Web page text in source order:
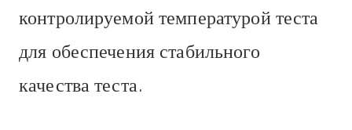
контролируемой температурой теста
для обеспечения стабильного
качества теста.